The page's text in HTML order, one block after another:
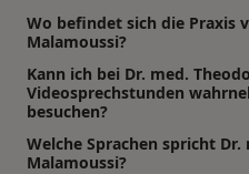
Wo befindet sich die Praxis
Malamoussi?
Kann ich bei Dr. med.
Videosprechstunden
besuchen?
Welche Sprachen spricht Dr.
Malamoussi?